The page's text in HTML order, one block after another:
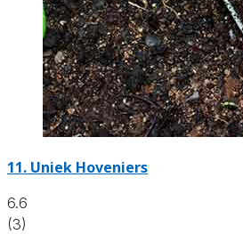
11. Uniek Hoveniers
6.6
(3)